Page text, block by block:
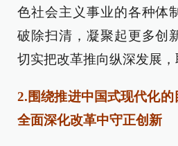
色社会主义事业的各种体
破除扫清，凝聚起更多创
切实把改革推向纵深发展，
2.围绕推进中国式现代化
全面深化改革中守正创新